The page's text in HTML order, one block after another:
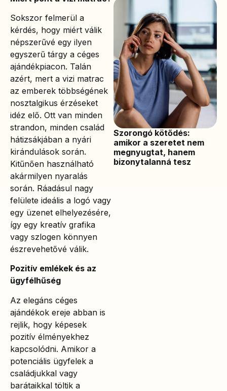
Sokszor felmerül a
kérdés, hogy miért válik
népszerűvé egy ilyen
egyszerű tárgy a céges
ajándékpiacon. Talán
azért, mert a vizi matrac
az emberek többségének
nosztalgikus érzéseket
idéz elő. Ott van minden
strandon, minden család
hátizsákjában a nyári
kirándulások során.
Kitűnően használható
akármilyen nyaralás
során. Ráadásul nagy
felülete ideális a logó vagy
egy üzenet elhelyezésére,
így egy kreatív grafika
vagy szlogen könnyen
észrevehetővé válik.
Pozitív emlékek és az
ügyfélhűség
Az elegáns céges
ajándékok ereje abban is
rejlik, hogy képesek
pozitív élményekhez
kapcsolódni. Amikor a
potenciális ügyfelek a
családjukkal vagy
barátaikkal töltik a
Szorongó kötődés:
amikor a szeretet nem
megnyugtat, hanem
bizonytalanná tesz